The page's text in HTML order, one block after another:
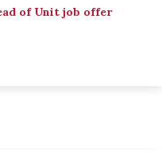
of Unit job offer